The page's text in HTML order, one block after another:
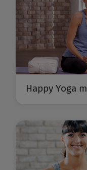
Happy Yoga